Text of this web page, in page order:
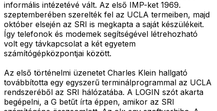
informális intézetévé vált. Az első IMP-ket 1969.
szeptemberében szerelték fel az UCLA termeiben, majd
október elsején az SRI is megkapta a saját készülékeit.
Így telefonok és modemek segítségével létrehozható
volt egy távkapcsolat a két egyetem
számítógépközpontjai között.
Az első történelmi üzenetet Charles Klein hallgató
továbbította egy egyszerű terminálprogrammal az UCLA
rendszeréből az SRI hálózatába. A LOGIN szót akarta
begépelni, a G betűt írta éppen, amikor az SRI